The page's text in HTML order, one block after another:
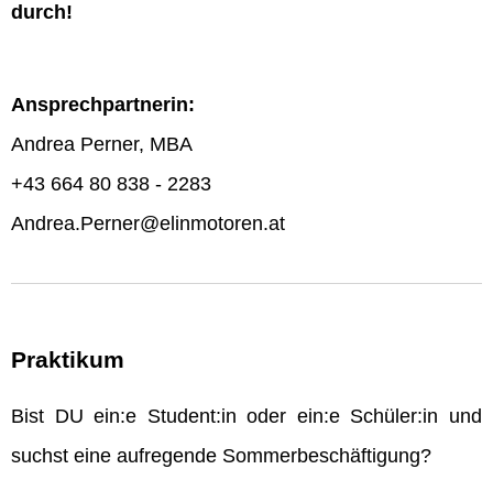
durch!
Ansprechpartnerin:
Andrea Perner, MBA
+43 664 80 838 - 2283
Andrea.Perner@elinmotoren.at
Praktikum
Bist DU ein:e Student:in oder ein:e Schüler:in und
suchst eine aufregende Sommerbeschäftigung?